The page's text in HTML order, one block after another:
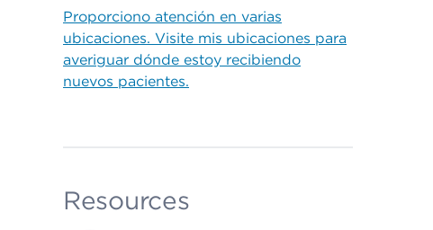
Proporciono atención en varias
ubicaciones. Visite mis ubicaciones para
averiguar dónde estoy recibiendo
nuevos pacientes.
Resources